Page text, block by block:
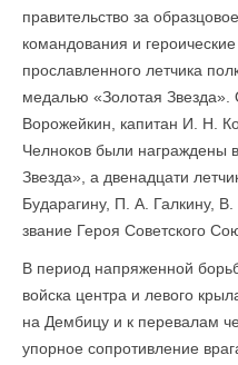
правительство за
командования и
прославленного летчика
медалью «Золотая
Ворожейкин, капитан И. Н.
Челноков были награждены
Звезда», а двенадцати
Бударагину, П. А. Галкину,
звание Героя Советского
В период напряженной
войска центра и левого
на Дембицу и к перевалам
упорное сопротивление